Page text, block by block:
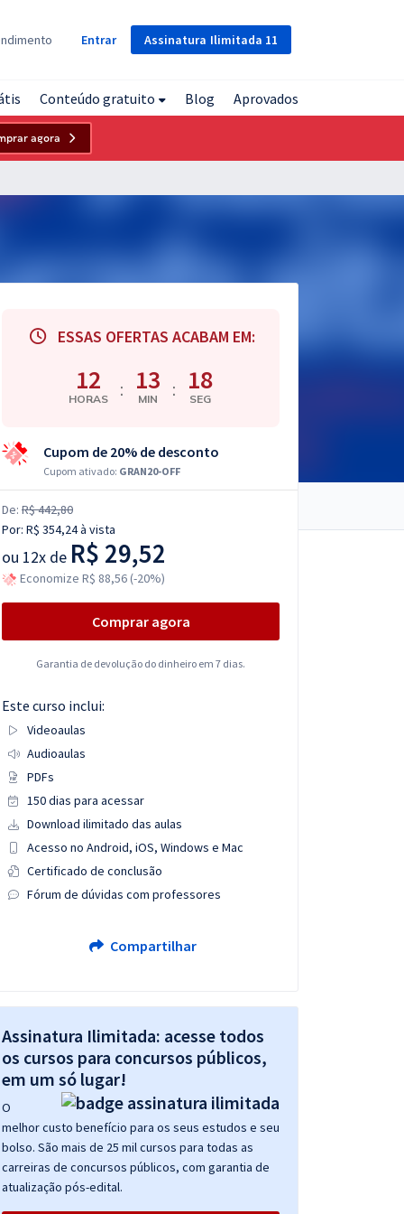
Assinatura Ilimitada 11
Entrar
Conteúdo gratuito Blog Aprovados
agora
ESSAS OFERTAS ACABAM EM:
12
HORAS : 13
MIN : 17
SEG
Cupom de 20% de desconto
Cupom ativado: GRAN20-OFF
De: R$ 442,80
Por: R$ 354,24à vista
ou 12x de R$ 29,52
Economize R$ 88,56 (-20%)
Comprar agora
Garantia de devolução do dinheiro em 7 dias.
Este curso inclui:
Videoaulas
Audioaulas
PDFs
150 dias para acessar
Download ilimitado das aulas
Acesso no Android, iOS, Windows e Mac
Certificado de conclusão
Fórum de dúvidas com professores
Compartilhar
Assinatura Ilimitada: acesse todos
os cursos para concursos públicos,
em um só lugar!
O
melhor custo benefício para os seus estudos e seu
bolso. São mais de 25 mil cursos para todas as
carreiras de concursos públicos, com garantia de
atualização pós-edital.